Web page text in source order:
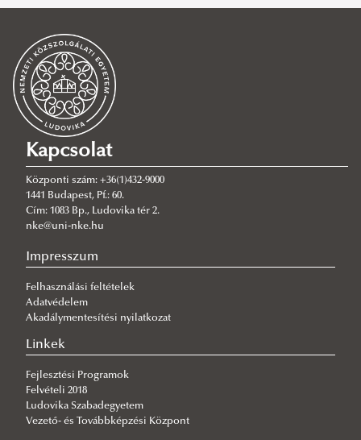
Fizikai alkalmassági vizsgálat
Egészségügyi és pszichológiai alkalmassági vizsgálat
Katasztrófavédelem mesterképzési szak
Kritikusinfrastruktúra-védelmi biztonsági összekötő
személy szakirányú továbbképzési szak
Tűzvédelmi felelős műszaki vezető és műszaki ellenőr
szakirányú továbbképzési szak
Védelmi és biztonsági igazgatási szakirányú továbbképzési
szak
Kapcsolat
Központi szám: +36(1)432-9000
1441 Budapest, Pf.: 60.
Cím: 1083 Bp., Ludovika tér 2.
nke@uni-nke.hu
Impresszum
Felhasználási feltételek
Adatvédelem
Akadálymentesítési nyilatkozat
Linkek
Fejlesztési Programok
Felvételi 2018
Ludovika Szabadegyetem
Vezető- és Továbbképzési Központ